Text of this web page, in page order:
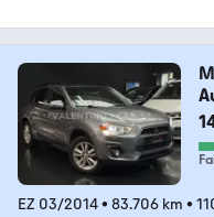
EZ 03/2014• 83.706 km •